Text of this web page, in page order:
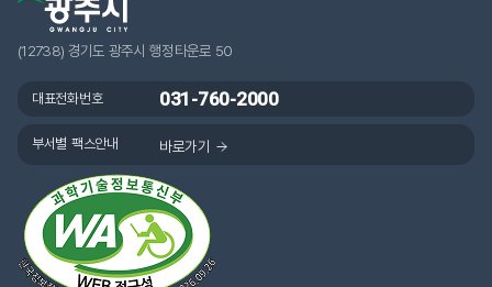
(12738) 경기도 광주시 행정타운로 50
대표전화번호 031-760-2000
부서별 팩스안내 바로가기